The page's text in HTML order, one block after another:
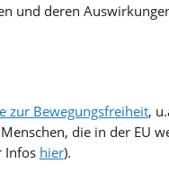
und deren
zur Bewegungsfreiheit,
die in der EU
Infos hier).